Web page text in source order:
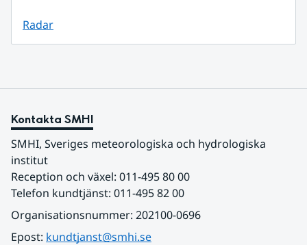
Radar
Kontakta SMHI
SMHI, Sveriges meteorologiska och hydrologiska
institut
Reception och växel: 011-495 80 00
Telefon kundtjänst: 011-495 82 00
Organisationsnummer: 202100-0696
Epost: kundtjanst@smhi.se